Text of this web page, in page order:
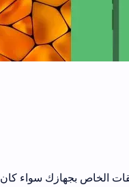
تحميل التطبيق: يمكنك تحميل تطبيق Telebox apk من متجر التطبيقات الخاص بجهازك سواء كان نظام Android أو